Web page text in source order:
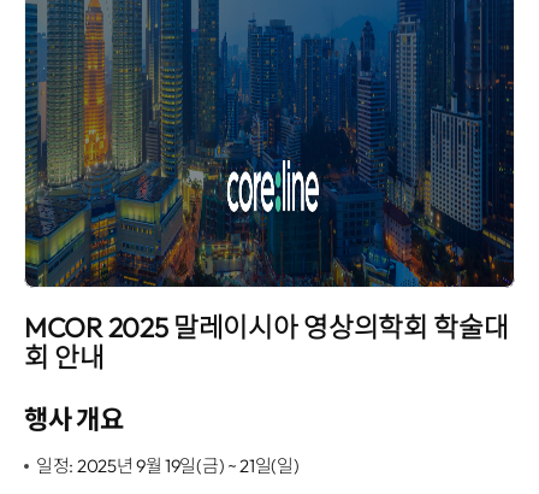
MCOR 2025 말레이시아 영상의학회 학술대
회 안내
행사 개요
일정: 2025년 9월 19일(금) ~ 21일(일)